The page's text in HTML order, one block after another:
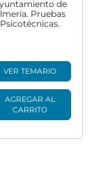
de
Pruebas
Psicotécnicas.
VER TEMARIO
AGREGAR AL
CARRITO